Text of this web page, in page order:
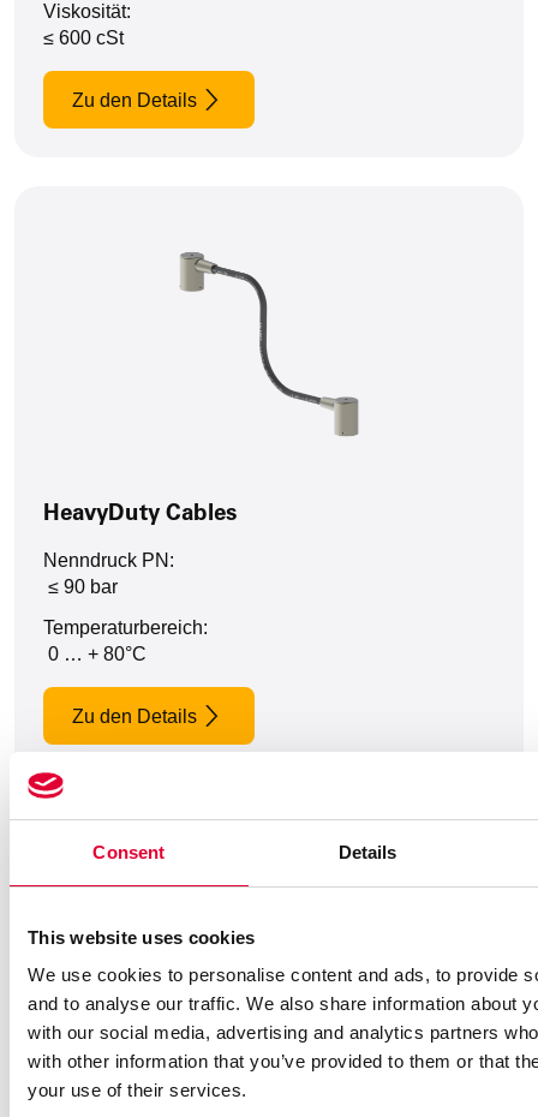
Consent Details
This website uses cookies
We use cookies to personalise content and ads, to provide
and to analyse our traffic. We also share information about
with our social media, advertising and analytics partners
with other information that you’ve provided to them or that
your use of their services.
Viskosität:
≤ 600 cSt
Zu den Details
HeavyDuty Cables
Nenndruck PN:
≤ 90 bar
Temperaturbereich:
0 … + 80°C
Zu den Details